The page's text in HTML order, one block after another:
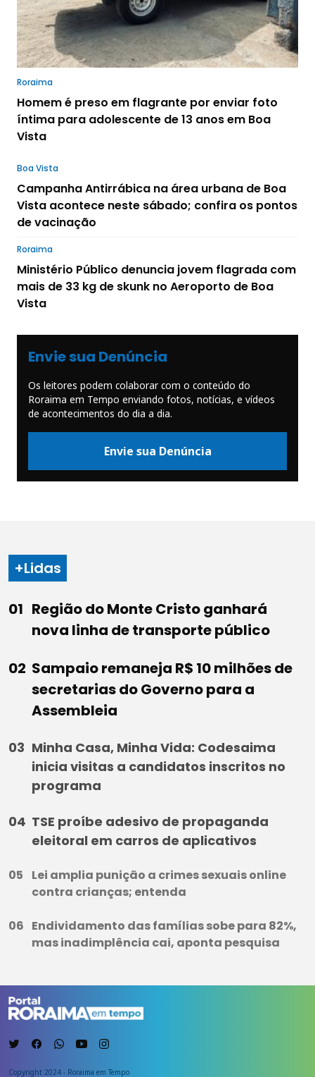
Roraima
Homem é preso em flagrante por enviar foto
íntima para adolescente de 13 anos em Boa
Vista
Boa Vista
Campanha Antirrábica na área urbana de Boa
Vista acontece neste sábado; confira os pontos
de vacinação
Roraima
Ministério Público denuncia jovem flagrada com
mais de 33 kg de skunk no Aeroporto de Boa
Vista
Envie sua Denúncia
Os leitores podem colaborar com o conteúdo do
Roraima em Tempo enviando fotos, notícias, e vídeos
de acontecimentos do dia a dia.
Envie sua Denúncia
+Lidas
Região do Monte Cristo ganhará
nova linha de transporte público
Sampaio remaneja R$ 10 milhões de
secretarias do Governo para a
Assembleia
Minha Casa, Minha Vida: Codesaima
inicia visitas a candidatos inscritos no
programa
TSE proíbe adesivo de propaganda
eleitoral em carros de aplicativos
Lei amplia punição a crimes sexuais online
contra crianças; entenda
Endividamento das famílias sobe para 82%,
mas inadimplência cai, aponta pesquisa
Copyright 2024 - Roraima em Tempo